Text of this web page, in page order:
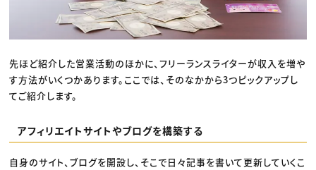
先ほど紹介した営業活動のほかに、フリーランスライターが収入を増や
す方法がいくつかあります。ここでは、そのなかから3つピックアップし
てご紹介します。
アフィリエイトサイトやブログを構築する
自身のサイト、ブログを開設し、そこで日々記事を書いて更新していくこ